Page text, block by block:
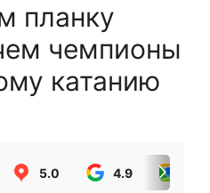
планку
чемпионы
катанию
5.0 4.9